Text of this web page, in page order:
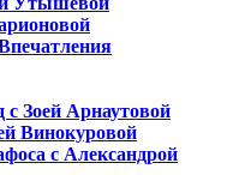
Зоей Арнаутовой
Винокуровой
с Александрой